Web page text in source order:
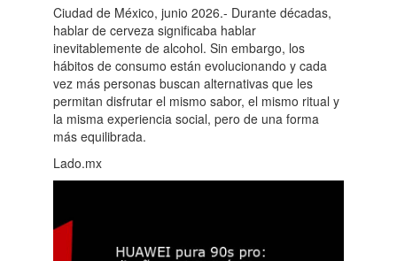
Ciudad de México, junio 2026.- Durante décadas,
hablar de cerveza significaba hablar
inevitablemente de alcohol. Sin embargo, los
hábitos de consumo están evolucionando y cada
vez más personas buscan alternativas que les
permitan disfrutar el mismo sabor, el mismo ritual y
la misma experiencia social, pero de una forma
más equilibrada.
Lado.mx